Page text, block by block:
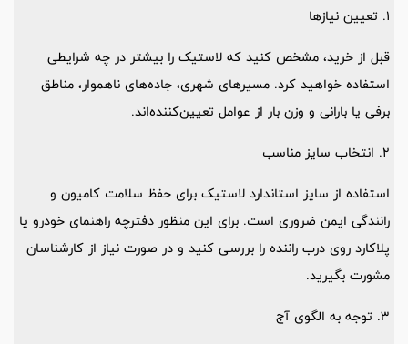
1. تعیین نیازها
قبل از خرید، مشخص کنید که لاستیک را بیشتر در چه شرایطی
استفاده خواهید کرد. مسیرهای شهری، جاده‌های ناهموار، مناطق
برفی یا بارانی و وزن بار از عوامل تعیین‌کننده‌اند.
2. انتخاب سایز مناسب
استفاده از سایز استاندارد لاستیک برای حفظ سلامت کامیون و
رانندگی ایمن ضروری است. برای این منظور دفترچه راهنمای خودرو یا
پلاکارد روی درب راننده را بررسی کنید و در صورت نیاز از کارشناسان
مشورت بگیرید.
3. توجه به الگوی آج